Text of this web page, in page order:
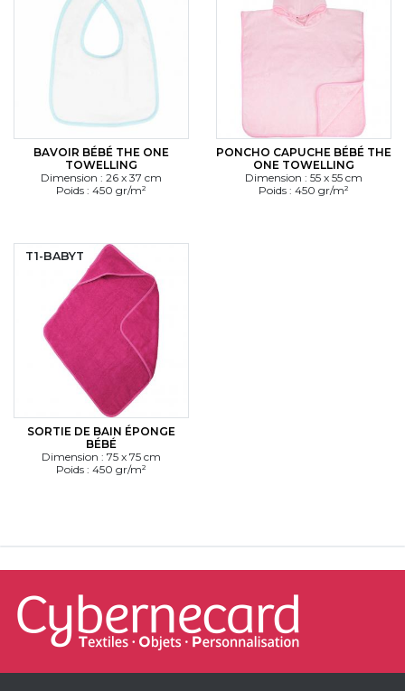
BAVOIR BÉBÉ THE ONE
TOWELLING
Dimension : 26 x 37 cm
Poids : 450 gr/m²
PONCHO CAPUCHE BÉBÉ THE
ONE TOWELLING
Dimension : 55 x 55 cm
Poids : 450 gr/m²
SORTIE DE BAIN ÉPONGE
BÉBÉ
Dimension : 75 x 75 cm
Poids : 450 gr/m²
T1-BABYT